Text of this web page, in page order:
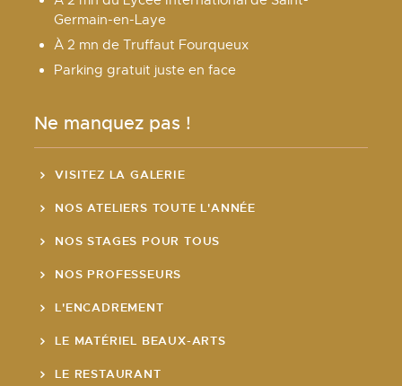
Germain-en-Laye
À 2 mn de Truffaut Fourqueux
Parking gratuit juste en face
Ne manquez pas !
VISITEZ LA GALERIE
NOS ATELIERS TOUTE L'ANNÉE
NOS STAGES POUR TOUS
NOS PROFESSEURS
L'ENCADREMENT
LE MATÉRIEL BEAUX-ARTS
LE RESTAURANT